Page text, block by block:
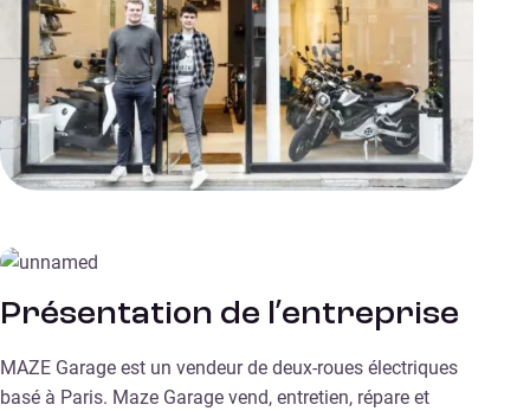
Présentation de l’entreprise
MAZE Garage est un vendeur de deux-roues électriques
basé à Paris. Maze Garage vend, entretien, répare et